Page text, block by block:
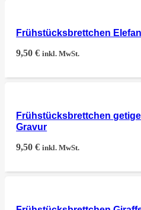
Frühstücksbrettchen
9,50€ inkl. MwSt.
Frühstücksbrettchen
Gravur
9,50€ inkl. MwSt.